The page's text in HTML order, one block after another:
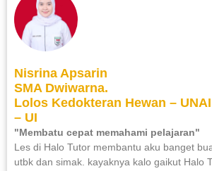
Nisrina Apsarin
SMA Dwiwarna.
Lolos Kedokteran Hewan –
– UI
"Membatu cepat memahami pelajaran"
Les di Halo Tutor membantu aku banget
utbk dan simak. kayaknya kalo gaikut Halo